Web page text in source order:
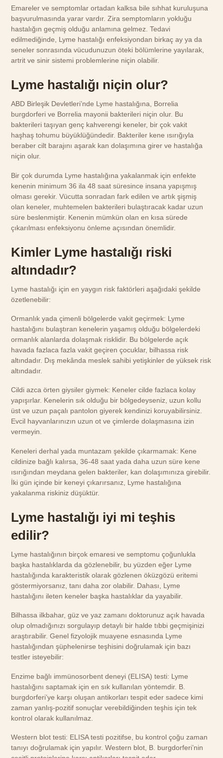
Emareler ve semptomlar ortadan kalksa bile sıhhat kuruluşuna
başvurulmasında yarar vardır. Zira semptomların yokluğu
hastalığın geçmiş olduğu anlamına gelmez. Tedavi
edilmediğinde, Lyme hastalığı enfeksiyondan birkaç ay ya da
seneler sonrasında vücudunuzun öteki bölümlerine yayılarak,
artrit ve sinir sistemi problemlerine niçin olabilir.
Lyme hastalığı niçin olur?
ABD Birleşik Devletleri’nde Lyme hastalığına, Borrelia
burgdorferi ve Borrelia mayonii bakterileri niçin olur. Bu
bakterileri taşıyan genç kahverengi keneler, bir çok vakit
haşhaş tohumu büyüklüğündedir. Bakteriler kene ısırığıyla
beraber cilt barajını aşarak kan dolaşımına girer ve hastalığa
niçin olur.
Bir çok durumda Lyme hastalığına yakalanmak için enfekte
kenenin minimum 36 ila 48 saat süresince insana yapışmış
olması gerekir. Vücutta sonradan fark edilen ve artık şişmiş
olan keneler, muhtemelen bakterileri bulaştıracak kadar uzun
süre beslenmiştir. Kenenin mümkün olan en kısa sürede
çıkarılması enfeksiyonu önleme açısından önemlidir.
Kimler Lyme hastalığı riski
altındadır?
Lyme hastalığı için en yaygın risk faktörleri aşağıdaki şekilde
özetlenebilir:
Ormanlık yada çimenli bölgelerde vakit geçirmek: Lyme
hastalığını bulaştıran kenelerin yaşamış olduğu bölgelerdeki
ormanlık alanlarda dolaşmak risklidir. Bu bölgelerde açık
havada fazlaca fazla vakit geçiren çocuklar, bilhassa risk
altındadır. Dış mekânda meslek sahibi yetişkinler de yüksek risk
altındadır.
Cildi azca örten giysiler giymek: Keneler cilde fazlaca kolay
yapışırlar. Kenelerin sık olduğu bir bölgedeyseniz, uzun kollu
üst ve uzun paçalı pantolon giyerek kendinizi koruyabilirsiniz.
Evcil hayvanlarınızın uzun ot ve çimlerde dolaşmasına izin
vermeyin.
Keneleri derhal yada muntazam şekilde çıkarmamak: Kene
cildinize bağlı kalırsa, 36-48 saat yada daha uzun süre kene
ısırığından meydana gelen bakteriler, kan dolaşımınıza girebilir.
İki gün içinde bir keneyi çıkarırsanız, Lyme hastalığına
yakalanma riskiniz düşüktür.
Lyme hastalığı iyi mi teşhis
edilir?
Lyme hastalığının birçok emaresi ve semptomu çoğunlukla
başka hastalıklarda da gözlenebilir, bu yüzden eğer Lyme
hastalığında karakteristik olarak gözlenen öküzgözü eritemi
göstermiyorsanız, tanı daha zor olabilir. Dahası, Lyme
hastalığını ileten keneler başka hastalıklar da yayabilir.
Bilhassa ilkbahar, güz ve yaz zamanı doktorunuz açık havada
olup olmadığınızı sorgulayıp detaylı bir halde tıbbi geçmişinizi
araştırabilir. Genel fizyolojik muayene esnasında Lyme
hastalığından şüphelenirse teşhisini doğrulamak için bazı
testler isteyebilir:
Enzime bağlı immünosorbent deneyi (ELISA) testi: Lyme
hastalığını saptamak için en sık kullanılan yöntemdir. B.
burgdorferi’ye karşı oluşan antikorları tespit eder sadece kimi
zaman yanlış-pozitif sonuçlar verebildiğinden teşhis için tek
kontrol olarak kullanılmaz.
Western blot testi: ELISA testi pozitifse, bu kontrol çoğu zaman
tanıyı doğrulamak için yapılır. Western blot, B. burgdorferi’nin